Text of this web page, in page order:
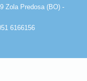
Zola Predosa (BO) -
6166156